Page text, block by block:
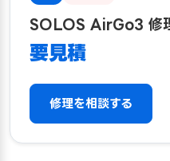
SOLOS AirGo3 修
要見積
修理を相談する